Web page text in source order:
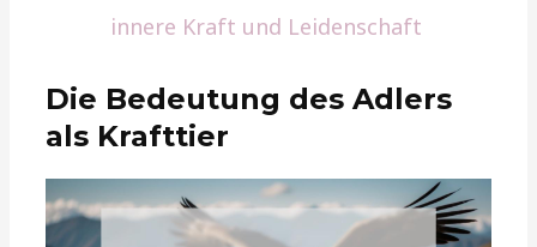
innere Kraft und Leidenschaft
Die Bedeutung des Adlers
als Krafttier